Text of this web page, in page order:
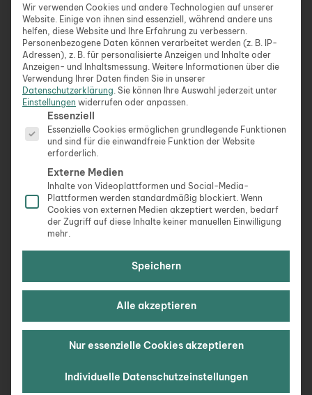
„Der Abend fällt, die Seele erwacht.“
„Ein Abend zum Innehalten, ein Moment für die
Seele.“
„Im sanften Abendlicht, finde deinen
Seelenfrieden.“
„Abenddämmerung, Zeit für Ruhe und
Selbstreflexion.“
„Lass den Abend dein Herz wärmen und deine Seele
beleben.“
Der Abendstern leuchtet, die Seele lächelt.“
„Abendruhe, ein sanftes Flüstern für das Herz.“
„Das Abendlicht malt Träume in den Himmel, nur für
Wir verwenden Cookies und andere Technologien auf unserer
Website. Einige von ihnen sind essenziell, während andere uns
helfen, diese Website und Ihre Erfahrung zu verbessern.
Personenbezogene Daten können verarbeitet werden (z. B. IP-
Adressen), z. B. für personalisierte Anzeigen und Inhalte oder
Anzeigen- und Inhaltsmessung. Weitere Informationen über die
Verwendung Ihrer Daten finden Sie in unserer
Datenschutzerklärung. Sie können Ihre Auswahl jederzeit unter
Einstellungen widerrufen oder anpassen.
Es folgt eine Liste der Service-Gruppen, für die eine
Essenziell
Essenzielle Cookies ermöglichen grundlegende Funktionen
und sind für die einwandfreie Funktion der Website
erforderlich.
Externe Medien
Inhalte von Videoplattformen und Social-Media-
Plattformen werden standardmäßig blockiert. Wenn
Cookies von externen Medien akzeptiert werden, bedarf
der Zugriff auf diese Inhalte keiner manuellen Einwilligung
mehr.
Speichern
Alle akzeptieren
Nur essenzielle Cookies akzeptieren
Individuelle Datenschutzeinstellungen